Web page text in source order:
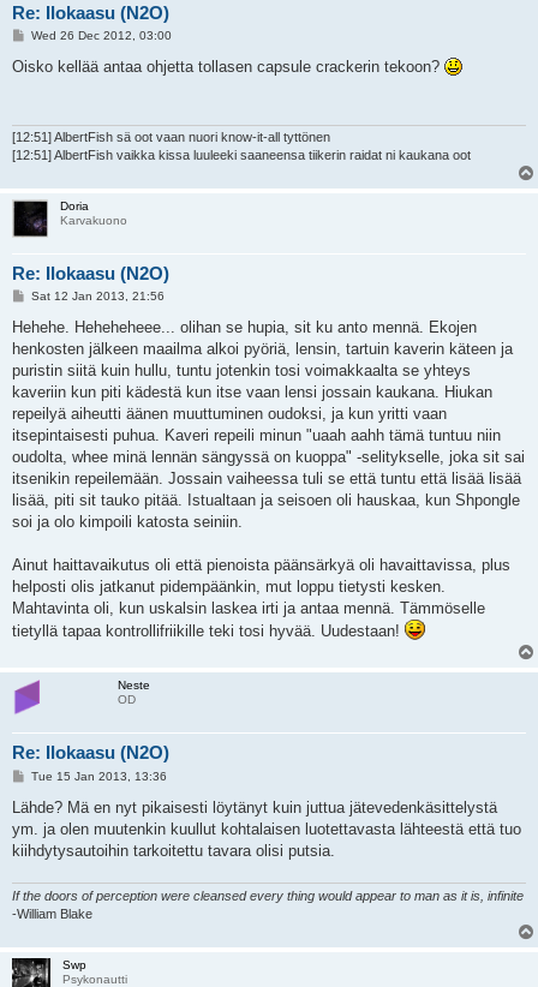
Re: Ilokaasu (N2O)
P
s
Wed 26 Dec 2012, 03:00
Oisko kellää antaa ohjetta tollasen capsule crackerin tekoon?
[12:51] AlbertFish sä oot vaan nuori know-it-all tyttönen
[12:51] AlbertFish vaikka kissa luuleeki saaneensa tiikerin raidat ni kaukana oot
Doria
Karvakuono
Re: Ilokaasu (N2O)
P
s
Sat 12 Jan 2013, 21:56
Hehehe. Heheheheee... olihan se hupia, sit ku anto mennä. Ekojen
henkosten jälkeen maailma alkoi pyöriä, lensin, tartuin kaverin käteen ja
puristin siitä kuin hullu, tuntu jotenkin tosi voimakkaalta se yhteys
kaveriin kun piti kädestä kun itse vaan lensi jossain kaukana. Hiukan
repeilyä aiheutti äänen muuttuminen oudoksi, ja kun yritti vaan
itsepintaisesti puhua. Kaveri repeili minun "uaah aahh tämä tuntuu niin
oudolta, whee minä lennän sängyssä on kuoppa" -selitykselle, joka sit sai
itsenikin repeilemään. Jossain vaiheessa tuli se että tuntu että lisää lisää
lisää, piti sit tauko pitää. Istualtaan ja seisoen oli hauskaa, kun Shpongle
soi ja olo kimpoili katosta seiniin.
Ainut haittavaikutus oli että pienoista päänsärkyä oli havaittavissa, plus
helposti olis jatkanut pidempäänkin, mut loppu tietysti kesken.
Mahtavinta oli, kun uskalsin laskea irti ja antaa mennä. Tämmöselle
tietyllä tapaa kontrollifriikille teki tosi hyvää. Uudestaan!
Neste
OD
Re: Ilokaasu (N2O)
P
s
Tue 15 Jan 2013, 13:36
Lähde? Mä en nyt pikaisesti löytänyt kuin juttua jätevedenkäsittelystä
ym. ja olen muutenkin kuullut kohtalaisen luotettavasta lähteestä että tuo
kiihdytysautoihin tarkoitettu tavara olisi putsia.
If the doors of perception were cleansed every thing would appear to man as it is, infinite
-William Blake
Swp
Psykonautti